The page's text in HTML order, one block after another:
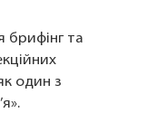
брифінг та
один з